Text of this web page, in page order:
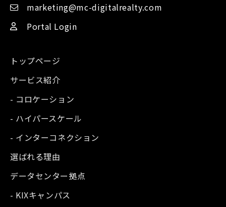
marketing@mc-digitalrealty.com
Portal Login
トップページ
サービス紹介
- コロケーション
- ハイパースケール
- インターコネクション
選ばれる理由
データセンター拠点
- KIXキャンパス